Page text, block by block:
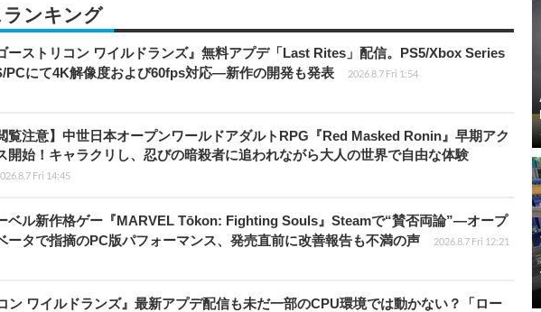
ンキング
ーストリコン ワイルドランズ』無料アプデ「Last Rites」配信。PS5/Xbox Series
PCにて4K解像度および60fps対応―新作の開発も発表
2026.8.7 Fri 1:54
覧注意】中世日本オープンワールドアダルトRPG『Red Masked Ronin』早期アク
開始！キャラクリし、忍びの暗殺者に追われながら大人の世界で自由な体験
Fri 14:45
ベル新作格ゲー『MARVEL Tōkon: Fighting Souls』Steamで“賛否両論”―オープ
ータで指摘のPC版パフォーマンス、発売直前に改善報告も不満の声
2026.8.7 Fri 12:21
ン ワイルドランズ』最新アプデ配信も未だ一部のCPU環境では動かない？「ロー